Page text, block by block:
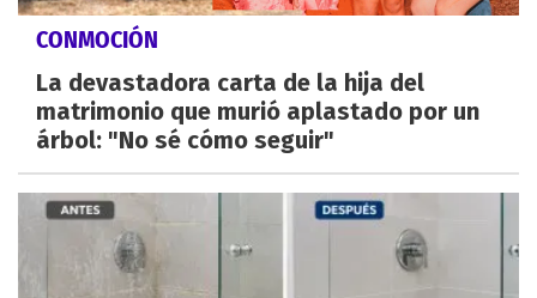
CONMOCIÓN
La devastadora carta de la hija del
matrimonio que murió aplastado por un
árbol: "No sé cómo seguir"